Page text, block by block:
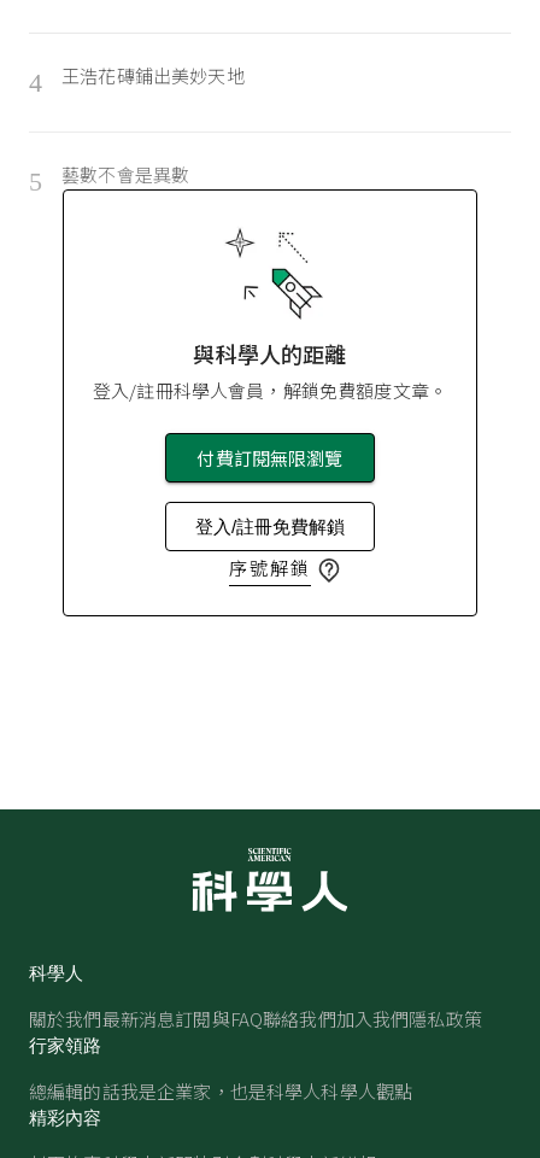
4 王浩花磚鋪出美妙天地
5 藝數不會是異數
與科學人的距離
登入/註冊科學人會員，解鎖免費額度文章。
付費訂閱無限瀏覽
登入/註冊免費解鎖
序號解鎖
科學人
關於我們最新消息訂閱與FAQ聯絡我們加入我們隱私政策
行家領路
總編輯的話我是企業家，也是科學人科學人觀點
精彩內容